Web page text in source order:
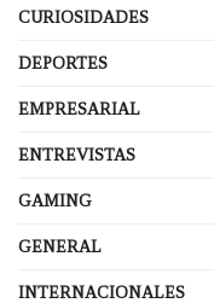
CURIOSIDADES
DEPORTES
EMPRESARIAL
ENTREVISTAS
GAMING
GENERAL
INTERNACIONALES